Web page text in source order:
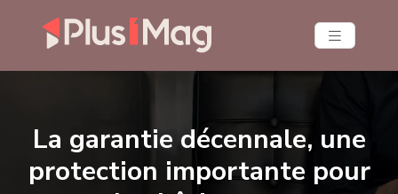
La garantie décennale, une
protection importante pour